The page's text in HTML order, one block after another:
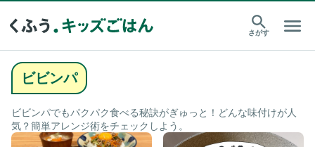
さがす
ビビンパ
ビビンパでもパクパク食べる秘訣がぎゅっと！どんな味付けが人
気？簡単アレンジ術をチェックしよう。